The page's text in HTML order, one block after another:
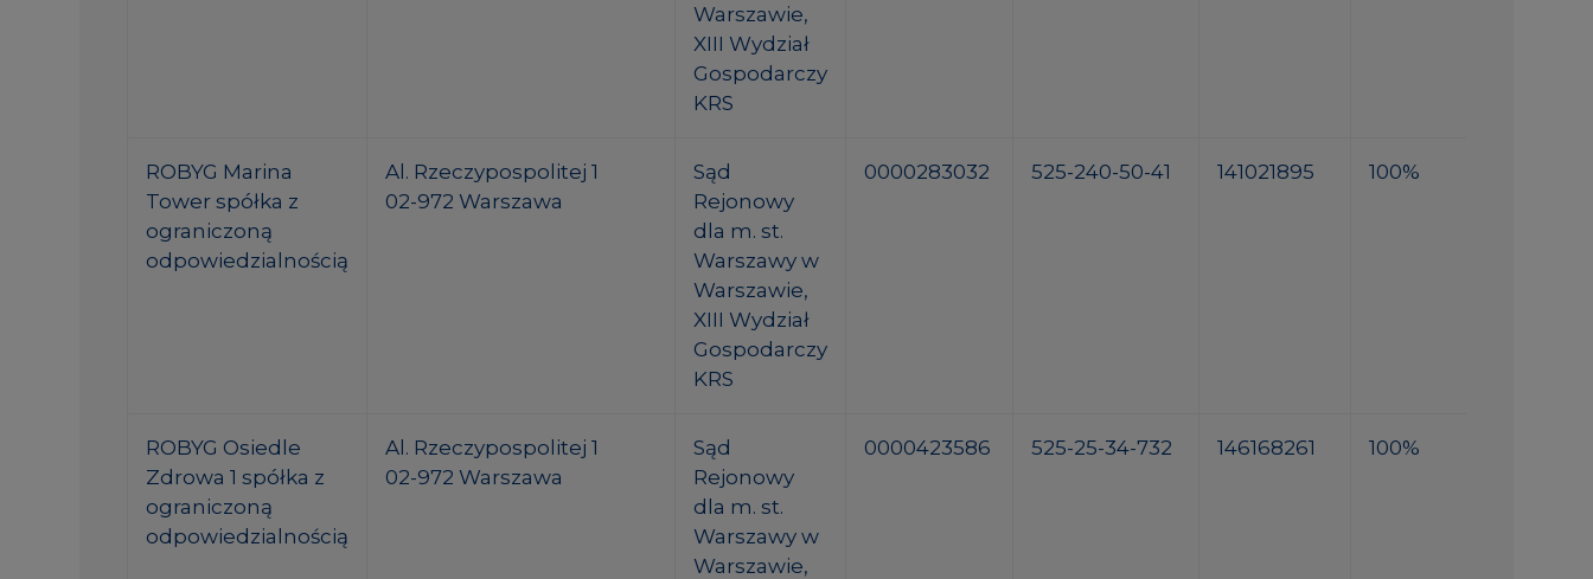
Warszawie,
XIII Wydział
Gospodarczy
KRS
ROBYG Marina
Tower spółka z
ograniczoną
odpowiedzialnością
Al. Rzeczypospolitej 1
02-972 Warszawa
Sąd
Rejonowy
dla m. st.
Warszawy w
Warszawie,
XIII Wydział
Gospodarczy
KRS
0000283032 525-240-50-41 141021895 100%
ROBYG Osiedle
Zdrowa 1 spółka z
ograniczoną
odpowiedzialnością
Al. Rzeczypospolitej 1
02-972 Warszawa
Sąd
Rejonowy
dla m. st.
Warszawy w
Warszawie,
0000423586 525-25-34-732 146168261 100%